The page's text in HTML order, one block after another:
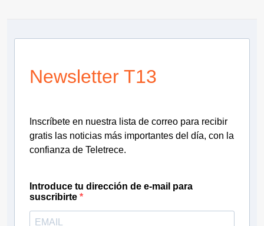
Newsletter T13
Inscríbete en nuestra lista de correo para recibir
gratis las noticias más importantes del día, con la
confianza de Teletrece.
Introduce tu dirección de e-mail para
suscribirte